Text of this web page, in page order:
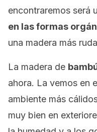
encontraremos será
en las formas
una madera más
La madera de
ahora. La vemos en
ambiente más
muy bien en